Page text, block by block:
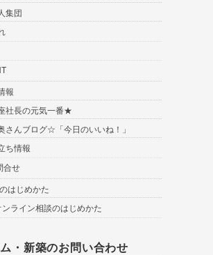
集団
報
社長の元気一番★
さんブログ☆「今日のいいね！」
ち情報
合せ
はじめかた
ライン相談のはじめかた
・新築のお問い合わせ